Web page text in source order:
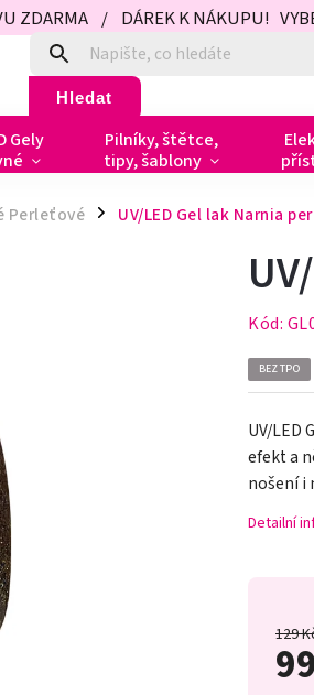
ZDARMA / DÁREK K NÁKUPU!
Hledat
Gely
Pilníky, štětce,
tipy, šablony
Perleťové / UV/LED Gel lak Narnia
129
Kód:
BEZ TPO
UV/LED
efekt a
nošení i
Detailní